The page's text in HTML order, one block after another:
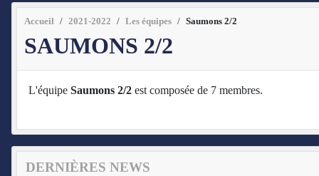
Accueil 2021-2022 Les équipes Saumons 2/2
SAUMONS 2/2
L'équipe Saumons 2/2 est composée de 7 membres.
DERNIÈRES NEWS